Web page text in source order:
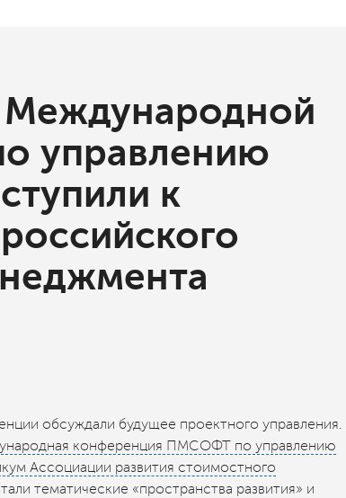
Международной
управлению
к
обсуждали будущее проектного управления.
конференция ПМСОФТ по управлению
Ассоциации развития стоимостного
тематические «пространства развития» и